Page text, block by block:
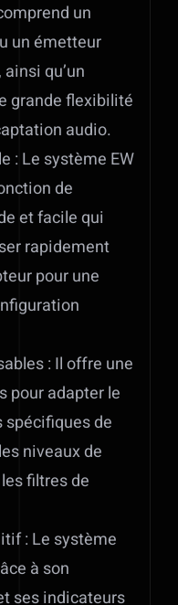
un
un émetteur
qu’un
grande flexibilité
audio.
: Le système EW
de
et facile qui
rapidement
pour une
: Il offre une
pour adapter le
spécifiques de
niveaux de
filtres de
: Le système
à son
ses indicateurs